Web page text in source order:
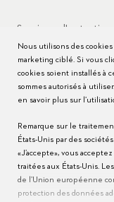
Services d'entretien
Conseils d’entretien
Modes d'emploi
Centres de service
Nous utilisons des
marketing ciblé. Si vous
cookies soient installés à
sommes autorisés à
en savoir plus sur
Remarque sur le
États-Unis par des
«J’accepte», vous
traitées aux États-Unis.
de l’Union européenne
protection des données